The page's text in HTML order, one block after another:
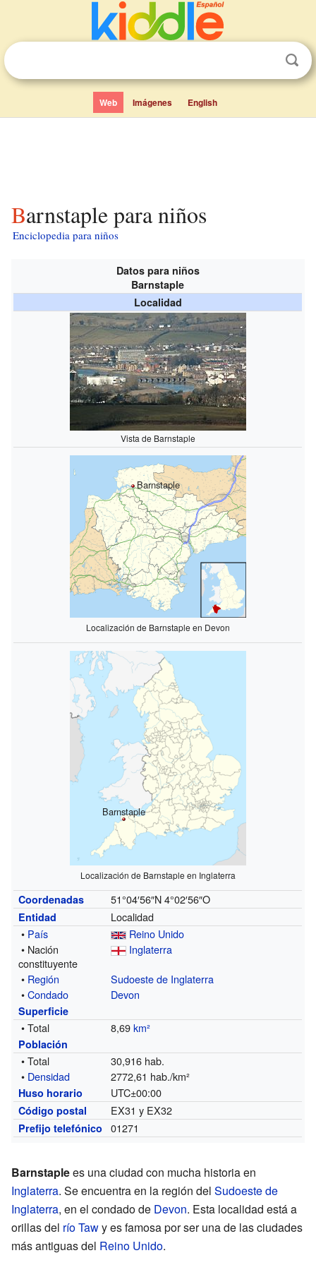
Web Imágenes English
Barnstaple para niños
Enciclopedia para niños
Datos para niños
Barnstaple
Localidad
Vista de Barnstaple
Barnstaple
Localización de Barnstaple en Devon
Barnstaple
Localización de Barnstaple en Inglaterra
Coordenadas 51°04′56″N 4°02′56″O
Entidad
Localidad
• País
Reino Unido
• Nación
constituyente
Inglaterra
• Región
Sudoeste de Inglaterra
•Condado Devon
Superficie
• Total 8,69km²
Población
• Total
30,916 hab.
• Densidad 2772,61 hab./km²
Huso horario UTC±00:00
Código postal EX31 y EX32
Prefijo telefónico 01271
Barnstaplees una ciudad con mucha historia en
Inglaterra. Se encuentra en la región del Sudoeste de
Inglaterra, en el condado de Devon. Esta localidad está a
orillas del río Tawy es famosa por ser una de las ciudades
más antiguas del Reino Unido.